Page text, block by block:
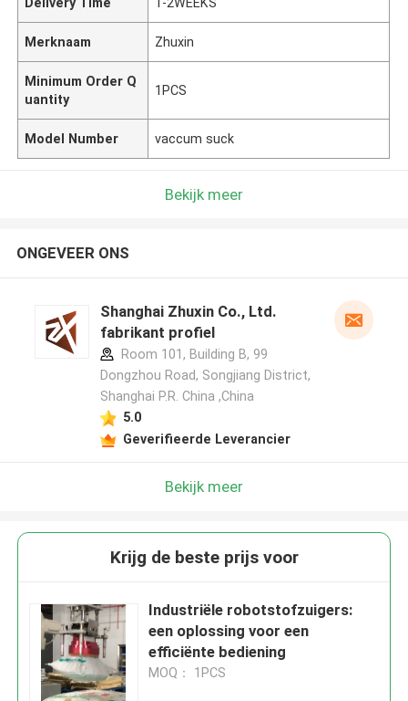
Merknaam Zhuxin
Minimum Order Q
uantity
1PCS
Model Number vaccum suck
Bekijk meer
ONGEVEER ONS
Shanghai Zhuxin Co., Ltd.
fabrikant profiel
Room 101, Building B, 99
Dongzhou Road, Songjiang District,
Shanghai P.R. China ,China
5.0
Geverifieerde Leverancier
Bekijk meer
Krijg de beste prijs voor
Industriële robotstofzuigers:
een oplossing voor een
efficiënte bediening
MOQ： 1PCS